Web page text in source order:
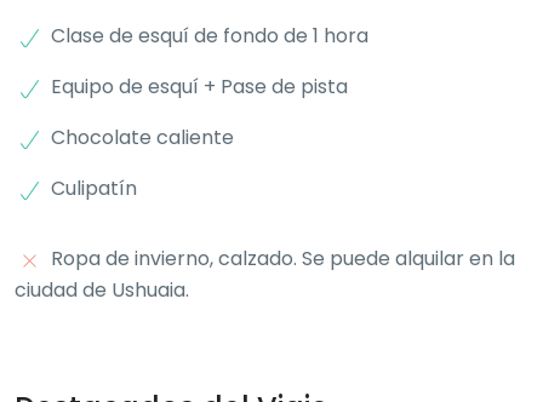
Clase de esquí de fondo de 1 hora
Equipo de esquí + Pase de pista
Chocolate caliente
Culipatín
Ropa de invierno, calzado. Se puede alquilar en la
ciudad de Ushuaia.